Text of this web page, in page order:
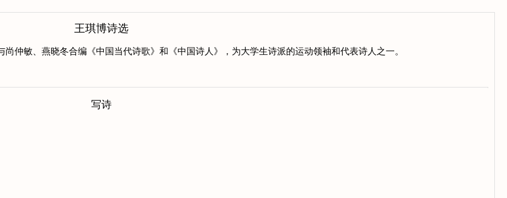
王琪博诗选
仲敏、燕晓冬合编《中国当代诗歌》和《中国诗人》，为大学生诗派的运动领袖和代表诗人之一。
写诗